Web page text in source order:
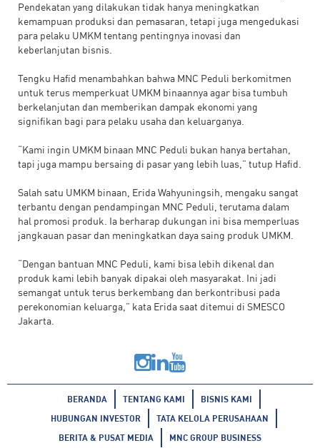
Pendekatan yang dilakukan tidak hanya meningkatkan
kemampuan produksi dan pemasaran, tetapi juga mengedukasi
para pelaku UMKM tentang pentingnya inovasi dan
keberlanjutan bisnis.
Tengku Hafid menambahkan bahwa MNC Peduli berkomitmen
untuk terus memperkuat UMKM binaannya agar bisa tumbuh
berkelanjutan dan memberikan dampak ekonomi yang
signifikan bagi para pelaku usaha dan keluarganya.
“Kami ingin UMKM binaan MNC Peduli bukan hanya bertahan,
tapi juga mampu bersaing di pasar yang lebih luas,” tutup Hafid.
Salah satu UMKM binaan, Erida Wahyuningsih, mengaku sangat
terbantu dengan pendampingan MNC Peduli, terutama dalam
hal promosi produk. Ia berharap dukungan ini bisa memperluas
jangkauan pasar dan meningkatkan daya saing produk UMKM.
“Dengan bantuan MNC Peduli, kami bisa lebih dikenal dan
produk kami lebih banyak dipakai oleh masyarakat. Ini jadi
semangat untuk terus berkembang dan berkontribusi pada
perekonomian keluarga,” kata Erida saat ditemui di SMESCO
Jakarta.
BERANDA TENTANG KAMI
BISNIS KAMI
HUBUNGAN INVESTOR
TATA KELOLA PERUSAHAAN
BERITA & PUSAT MEDIA
MNC GROUP BUSINESS